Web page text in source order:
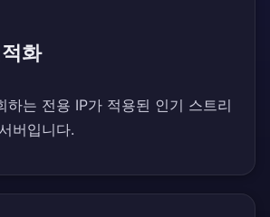
화
하는 전용 IP가 적용된 인기 스트리
버입니다.